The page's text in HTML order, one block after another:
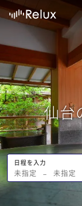
仙台
日程を入力
未指定 − 未指定